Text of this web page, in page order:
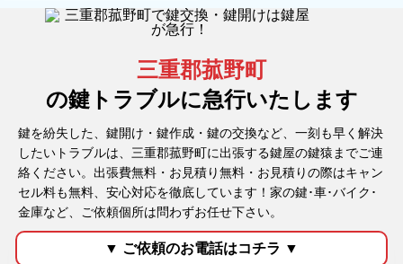
三重郡菰野町
の鍵トラブルに急行いたします
鍵を紛失した、鍵開け・鍵作成・鍵の交換など、一刻も早く解決
したいトラブルは、三重郡菰野町に出張する鍵屋の鍵猿までご連
絡ください。出張費無料・お見積り無料・お見積りの際はキャン
セル料も無料、安心対応を徹底しています！家の鍵･車･バイク･
金庫など、ご依頼個所は問わずお任せ下さい。